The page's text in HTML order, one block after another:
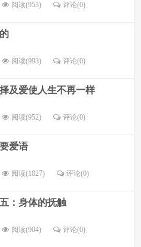
阅读(953) 评论(0)
阅读(993) 评论(0)
及爱使人生不再一样
阅读(952) 评论(0)
爱语
阅读(1027) 评论(0)
：身体的抚触
阅读(904) 评论(0)